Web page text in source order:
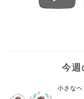
今週
小さな